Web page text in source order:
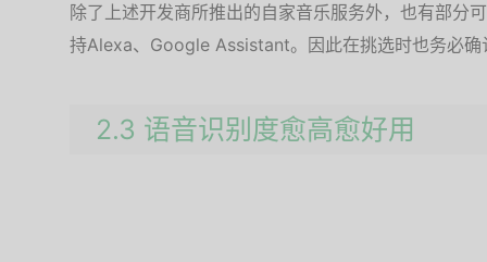
除了上述开发商所推出的自家音乐服务外，也有部分
持Alexa、Google Assistant。因此在挑选时也务必
2.3 语音识别度愈高愈好用